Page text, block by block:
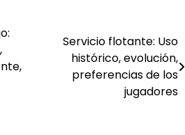
Servicio flotante: Uso
histórico, evolución,
preferencias de los
jugadores